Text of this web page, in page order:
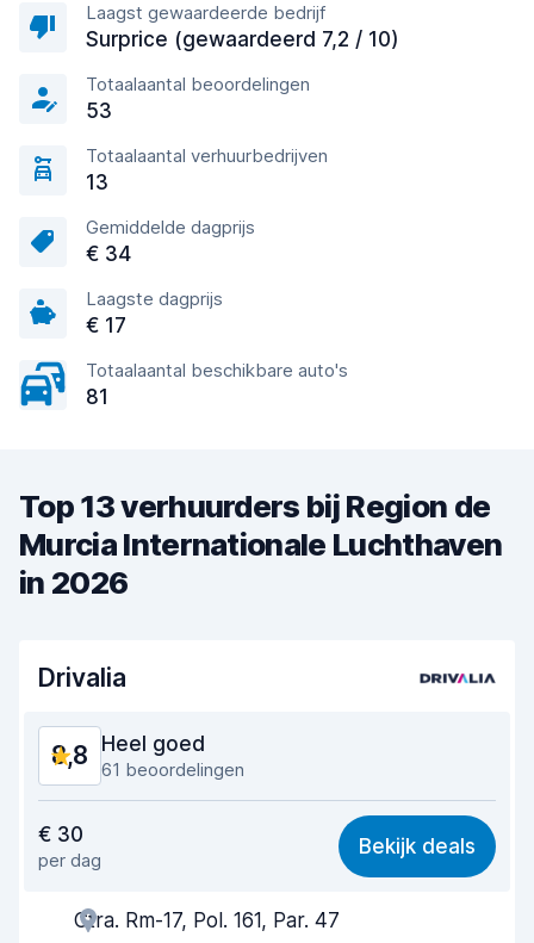
Laagst gewaardeerde bedrijf
Surprice (gewaardeerd 7,2 / 10)
Totaalaantal beoordelingen
53
Totaalaantal verhuurbedrijven
13
Gemiddelde dagprijs
€ 34
Laagste dagprijs
€ 17
Totaalaantal beschikbare auto's
81
Top 13 verhuurders bij Region de
Murcia Internationale Luchthaven
in 2026
Drivalia
8,8 Heel goed
61 beoordelingen
8,5
Makkelijk te vinden 9,0
Behulpzame medewerker
€ 30
per dag
Bekijk deals
Ctra. Rm-17, Pol. 161, Par. 47